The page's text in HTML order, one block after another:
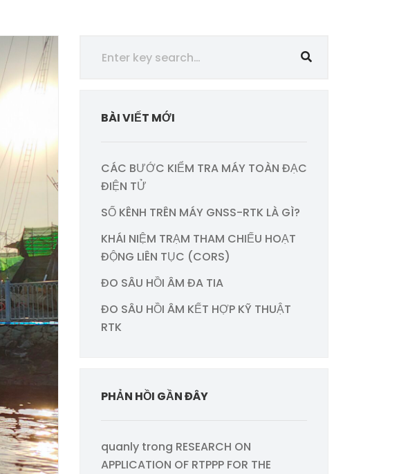
BÀI VIẾT MỚI
CÁC BƯỚC KIỂM TRA MÁY TOÀN ĐẠC
ĐIỆN TỬ
SỐ KÊNH TRÊN MÁY GNSS-RTK LÀ GÌ?
KHÁI NIỆM TRẠM THAM CHIẾU HOẠT
ĐỘNG LIÊN TỤC (CORS)
ĐO SÂU HỒI ÂM ĐA TIA
ĐO SÂU HỒI ÂM KẾT HỢP KỸ THUẬT
RTK
PHẢN HỒI GẦN ĐÂY
quanly trong RESEARCH ON
APPLICATION OF RTPPP FOR THE